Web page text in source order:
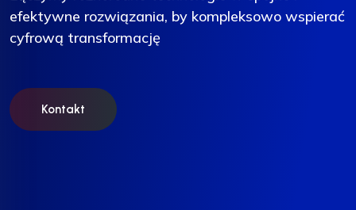
efektywne rozwiązania, by kompleksowo wspierać
cyfrową transformację
Kontakt
efektywne rozwiązania, by kompleksowo wspierać
cyfrową transformację
Kontakt
efektywne rozwiązania, by kompleksowo wspierać
cyfrową transformację
Kontakt